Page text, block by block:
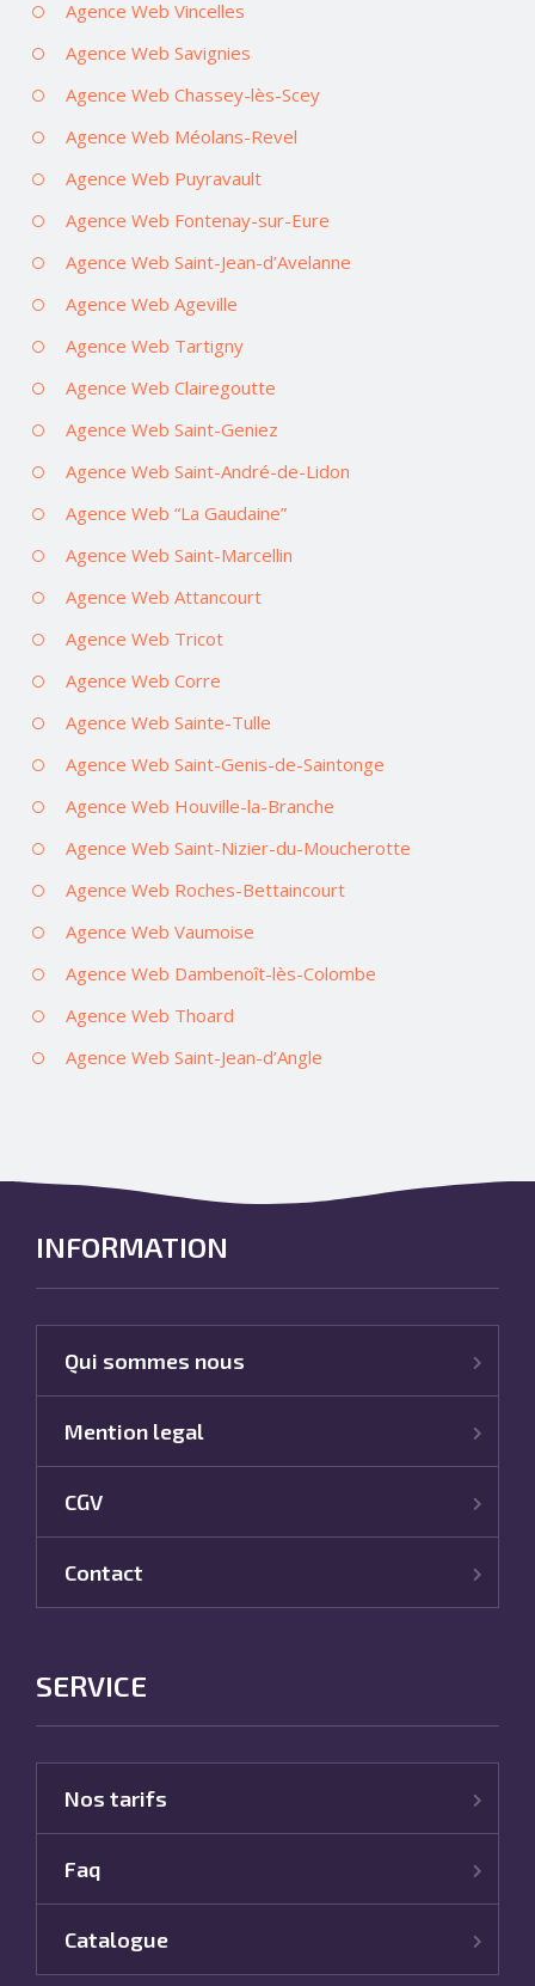
Agence Web Vincelles
Agence Web Savignies
Agence Web Chassey-lès-Scey
Agence Web Méolans-Revel
Agence Web Puyravault
Agence Web Fontenay-sur-Eure
Agence Web Saint-Jean-d’Avelanne
Agence Web Ageville
Agence Web Tartigny
Agence Web Clairegoutte
Agence Web Saint-Geniez
Agence Web Saint-André-de-Lidon
Agence Web “La Gaudaine”
Agence Web Saint-Marcellin
Agence Web Attancourt
Agence Web Tricot
Agence Web Corre
Agence Web Sainte-Tulle
Agence Web Saint-Genis-de-Saintonge
Agence Web Houville-la-Branche
Agence Web Saint-Nizier-du-Moucherotte
Agence Web Roches-Bettaincourt
Agence Web Vaumoise
Agence Web Dambenoît-lès-Colombe
Agence Web Thoard
Agence Web Saint-Jean-d’Angle
INFORMATION
Qui sommes nous
Mention legal
CGV
Contact
SERVICE
Nos tarifs
Faq
Catalogue